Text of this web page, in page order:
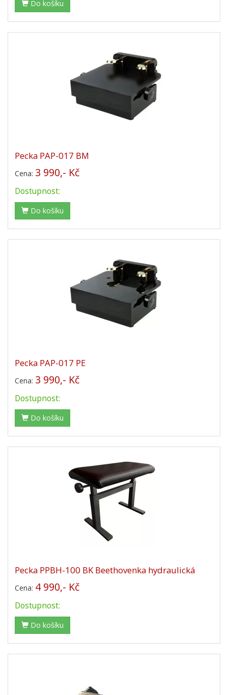
Do košíku
Pecka PAP-017 BM
Cena: 3 990,- Kč
Dostupnost:
Do košíku
Pecka PAP-017 PE
Cena: 3 990,- Kč
Dostupnost:
Do košíku
Pecka PPBH-100 BK Beethovenka hydraulická
Cena: 4 990,- Kč
Dostupnost:
Do košíku